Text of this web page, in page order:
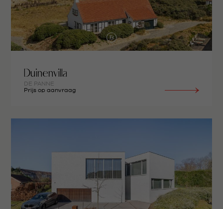
Duinenvilla
DE PANNE
Prijs op aanvraag